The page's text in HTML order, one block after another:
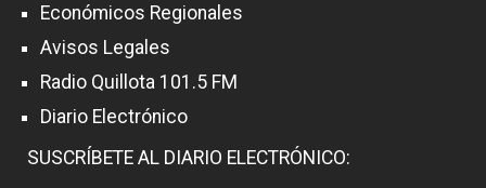
Económicos Regionales
Avisos Legales
Radio Quillota 101.5 FM
Diario Electrónico
SUSCRÍBETE AL DIARIO ELECTRÓNICO: